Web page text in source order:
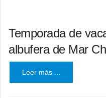
Temporada de
albufera de Mar
Leer más ...